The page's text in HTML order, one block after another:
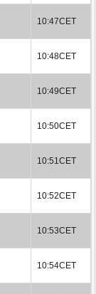
10:47CET
10:48CET
10:49CET
10:50CET
10:51CET
10:52CET
10:53CET
10:54CET